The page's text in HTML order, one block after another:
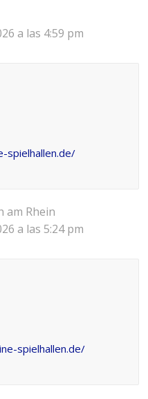
a las 4:59 pm
spielhallen.de/
am Rhein
a las 5:24 pm
spielhallen.de/